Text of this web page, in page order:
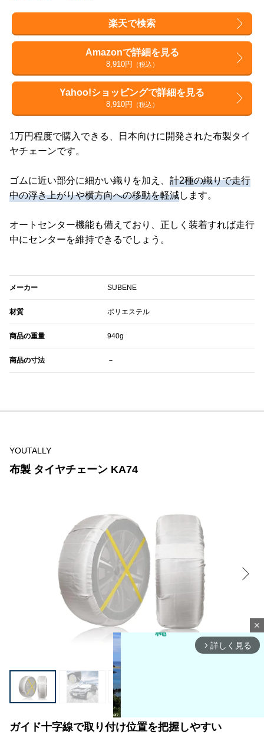
楽天で検索
Amazonで詳細を見る
8,910円 （税込）
Yahoo!ショッピングで詳細を見る
8,910円 （税込）
1万円程度で購入できる、日本向けに開発された布製タイ
ヤチェーンです。
ゴムに近い部分に細かい織りを加え、 計2種の織りで走行
中の浮き上がりや横方向への移動を軽減します。
オートセンター機能も備えており、正しく装着すれば走行
中にセンターを維持できるでしょう。
メーカー SUBENE
材質 ポリエステル
商品の重量 ‎940g
商品の寸法 －
YOUTALLY
布製 タイヤチェーン KA74
ガイド十字線で取り付け位置を把握しやすい
close
arrow_forward_ios 詳しく見る